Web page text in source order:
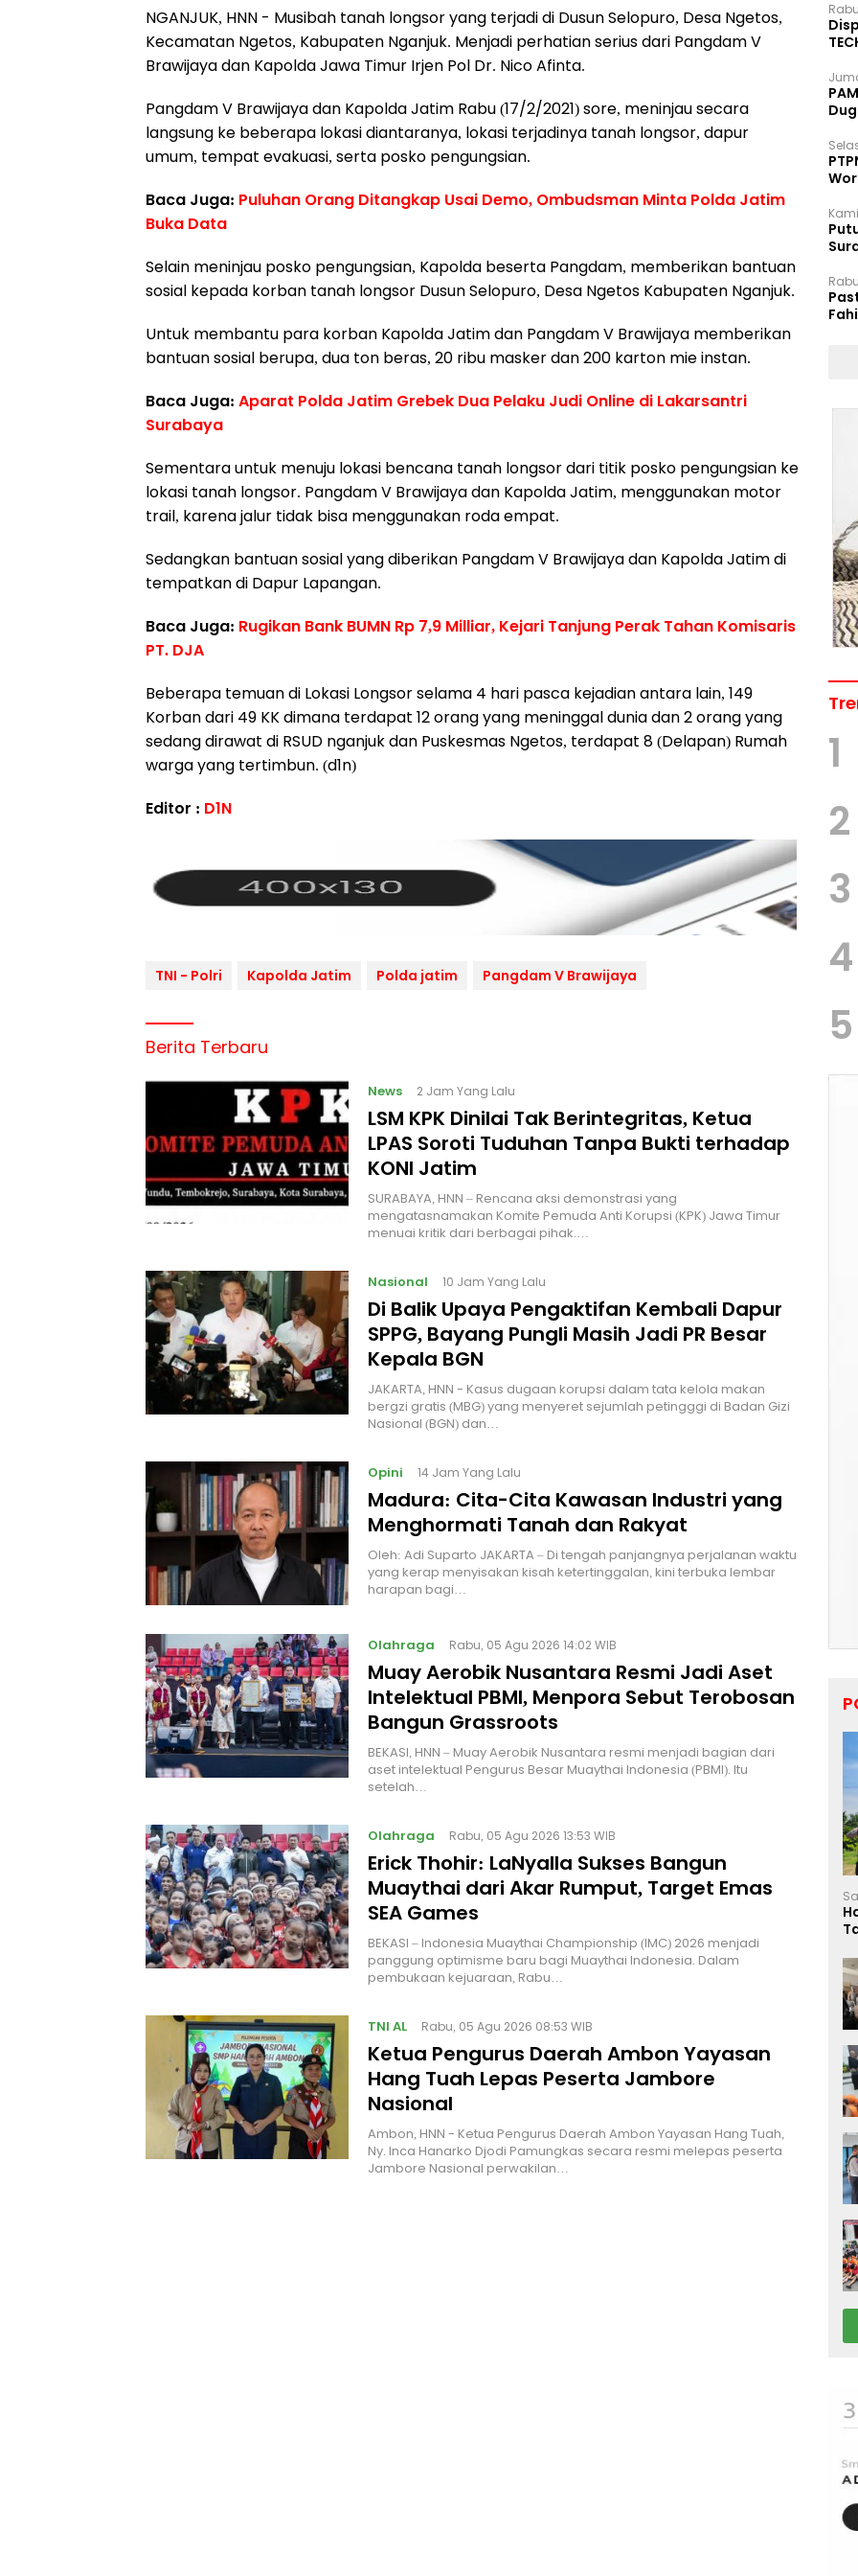
NGANJUK, HNN - Musibah tanah longsor yang terjadi di Dusun Selopuro, Desa Ngetos,
Kecamatan Ngetos, Kabupaten Nganjuk. Menjadi perhatian serius dari Pangdam V
Brawijaya dan Kapolda Jawa Timur Irjen Pol Dr. Nico Afinta.
Pangdam V Brawijaya dan Kapolda Jatim Rabu (17/2/2021) sore, meninjau secara
langsung ke beberapa lokasi diantaranya, lokasi terjadinya tanah longsor, dapur
umum, tempat evakuasi, serta posko pengungsian.
Baca Juga: Puluhan Orang Ditangkap Usai Demo, Ombudsman Minta Polda Jatim
Buka Data
Selain meninjau posko pengungsian, Kapolda beserta Pangdam, memberikan bantuan
sosial kepada korban tanah longsor Dusun Selopuro, Desa Ngetos Kabupaten Nganjuk.
Untuk membantu para korban Kapolda Jatim dan Pangdam V Brawijaya memberikan
bantuan sosial berupa, dua ton beras, 20 ribu masker dan 200 karton mie instan.
Baca Juga: Aparat Polda Jatim Grebek Dua Pelaku Judi Online di Lakarsantri
Surabaya
Sementara untuk menuju lokasi bencana tanah longsor dari titik posko pengungsian ke
lokasi tanah longsor. Pangdam V Brawijaya dan Kapolda Jatim, menggunakan motor
trail, karena jalur tidak bisa menggunakan roda empat.
Sedangkan bantuan sosial yang diberikan Pangdam V Brawijaya dan Kapolda Jatim di
tempatkan di Dapur Lapangan.
Baca Juga: Rugikan Bank BUMN Rp 7,9 Milliar, Kejari Tanjung Perak Tahan Komisaris
PT. DJA
Beberapa temuan di Lokasi Longsor selama 4 hari pasca kejadian antara lain, 149
Korban dari 49 KK dimana terdapat 12 orang yang meninggal dunia dan 2 orang yang
sedang dirawat di RSUD nganjuk dan Puskesmas Ngetos, terdapat 8 (Delapan) Rumah
warga yang tertimbun. (d1n)
Editor : D1N
TNI - Polri Kapolda Jatim Polda jatim Pangdam V Brawijaya
Berita Terbaru
News 2 Jam Yang Lalu
LSM KPK Dinilai Tak Berintegritas, Ketua
LPAS Soroti Tuduhan Tanpa Bukti terhadap
KONI Jatim
SURABAYA, HNN – Rencana aksi demonstrasi yang
mengatasnamakan Komite Pemuda Anti Korupsi (KPK) Jawa Timur
menuai kritik dari berbagai pihak.…
Nasional 10 Jam Yang Lalu
Di Balik Upaya Pengaktifan Kembali Dapur
SPPG, Bayang Pungli Masih Jadi PR Besar
Kepala BGN
JAKARTA, HNN - Kasus dugaan korupsi dalam tata kelola makan
bergzi gratis (MBG) yang menyeret sejumlah petingggi di Badan Gizi
Nasional (BGN) dan…
Opini 14 Jam Yang Lalu
Madura: Cita-Cita Kawasan Industri yang
Menghormati Tanah dan Rakyat
Oleh: Adi Suparto JAKARTA – Di tengah panjangnya perjalanan waktu
yang kerap menyisakan kisah ketertinggalan, kini terbuka lembar
harapan bagi…
Olahraga Rabu, 05 Agu 2026 14:02 WIB
Muay Aerobik Nusantara Resmi Jadi Aset
Intelektual PBMI, Menpora Sebut Terobosan
Bangun Grassroots
BEKASI, HNN – Muay Aerobik Nusantara resmi menjadi bagian dari
aset intelektual Pengurus Besar Muaythai Indonesia (PBMI). Itu
setelah…
Olahraga Rabu, 05 Agu 2026 13:53 WIB
Erick Thohir: LaNyalla Sukses Bangun
Muaythai dari Akar Rumput, Target Emas
SEA Games
BEKASI – Indonesia Muaythai Championship (IMC) 2026 menjadi
panggung optimisme baru bagi Muaythai Indonesia. Dalam
pembukaan kejuaraan, Rabu…
TNI AL Rabu, 05 Agu 2026 08:53 WIB
Ketua Pengurus Daerah Ambon Yayasan
Hang Tuah Lepas Peserta Jambore
Nasional
Ambon, HNN - Ketua Pengurus Daerah Ambon Yayasan Hang Tuah,
Ny. Inca Hanarko Djodi Pamungkas secara resmi melepas peserta
Jambore Nasional perwakilan…
1
2
3
4
5